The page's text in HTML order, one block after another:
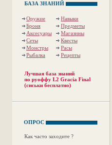
БАЗА ЗНАНИЙ
Оружие
Навыки
Броня
Предметы
Аксесуары
Магазины
Сеты
Квесты
Монстры
Расы
Рыбалка
Рецепты
Лучшая база знаний
по руоффу L2 Gracia Final
(сиськи бесплатно)
ОПРОС
Как часто заходите ?